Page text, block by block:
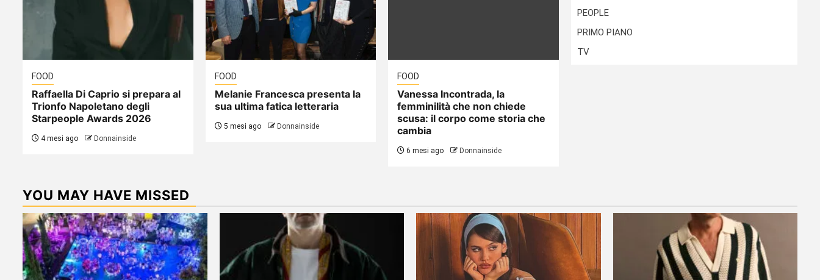
FOOD
Raffaella Di Caprio si prepara al
Trionfo Napoletano degli
Starpeople Awards 2026
4 mesi ago Donnainside
FOOD
Melanie Francesca presenta la
sua ultima fatica letteraria
5 mesi ago Donnainside
FOOD
Vanessa Incontrada, la
femminilità che non chiede
scusa: il corpo come storia che
cambia
6 mesi ago Donnainside
PEOPLE
PRIMO PIANO
TV
YOU MAY HAVE MISSED